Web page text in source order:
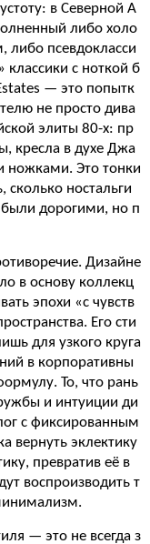
в Северной А
либо холо
псевдокласси
с ноткой б
— это попытк
не просто дива
элиты 80-х: пр
кресла в духе Джа
ножками. Это тонки
ностальги
дорогими, но п
Дизайне
в основу коллекц
эпохи «с чувств
Его сти
для узкого круга
в корпоративны
То, что рань
и интуиции ди
с фиксированным
вернуть эклектику
превратив её в
воспроизводить т
— это не всегда з